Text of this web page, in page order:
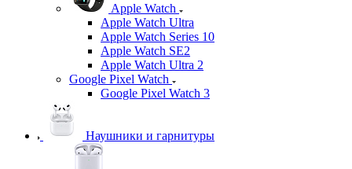
Apple Watch
Apple Watch Ultra
Apple Watch Series 10
Apple Watch SE2
Apple Watch Ultra 2
Google Pixel Watch
Google Pixel Watch 3
Наушники и гарнитуры